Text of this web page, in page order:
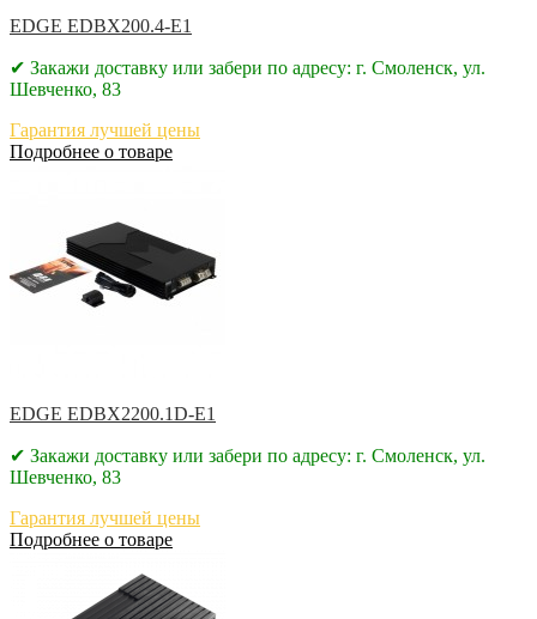
EDGE EDBX200.4-E1
✔ Закажи доставку или забери по адресу: г. Смоленск, ул.
Шевченко, 83
Гарантия лучшей цены
Подробнее о товаре
EDGE EDBX2200.1D-E1
✔ Закажи доставку или забери по адресу: г. Смоленск, ул.
Шевченко, 83
Гарантия лучшей цены
Подробнее о товаре